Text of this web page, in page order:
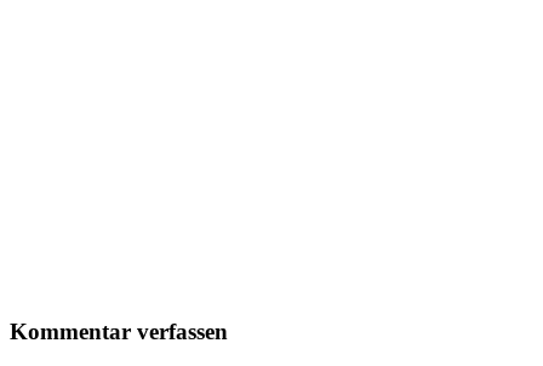
Kommentar verfassen